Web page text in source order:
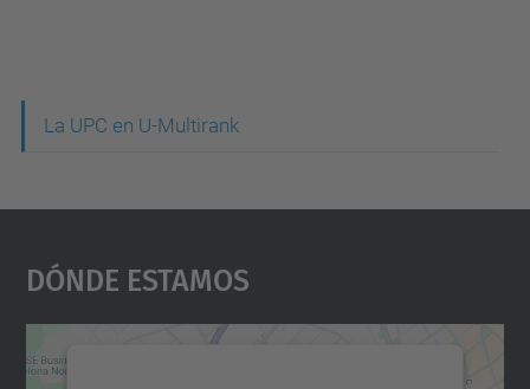
v
g
a
c
La UPC en U-Multirank
Dónde Estamos